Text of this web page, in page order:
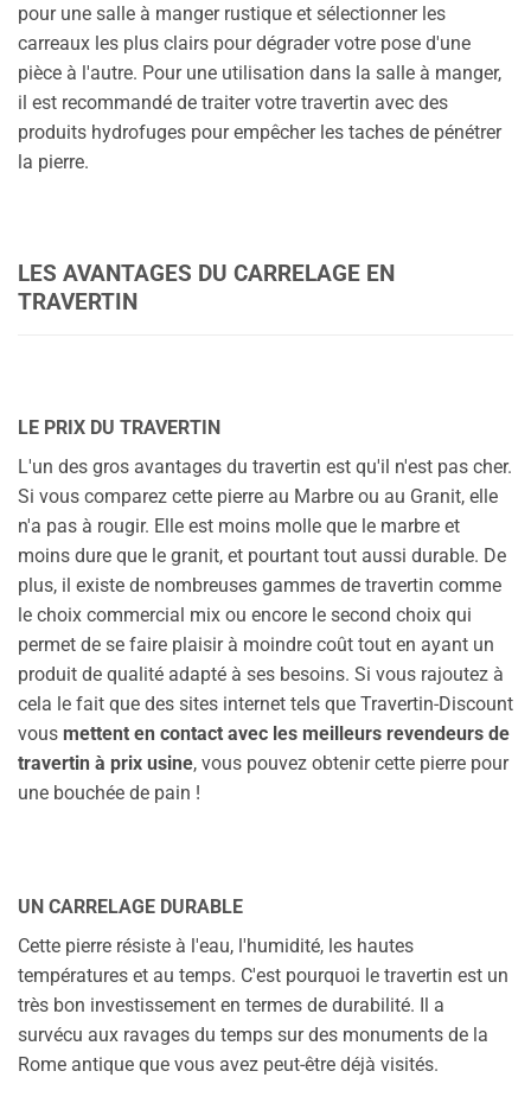
pour une salle à manger rustique et sélectionner les
carreaux les plus clairs pour dégrader votre pose d'une
pièce à l'autre. Pour une utilisation dans la salle à manger,
il est recommandé de traiter votre travertin avec des
produits hydrofuges pour empêcher les taches de pénétrer
la pierre.
LES AVANTAGES DU CARRELAGE EN
TRAVERTIN
LE PRIX DU TRAVERTIN
L'un des gros avantages du travertin est qu'il n'est pas cher.
Si vous comparez cette pierre au Marbre ou au Granit, elle
n'a pas à rougir. Elle est moins molle que le marbre et
moins dure que le granit, et pourtant tout aussi durable. De
plus, il existe de nombreuses gammes de travertin comme
le choix commercial mix ou encore le second choix qui
permet de se faire plaisir à moindre coût tout en ayant un
produit de qualité adapté à ses besoins. Si vous rajoutez à
cela le fait que des sites internet tels que Travertin-Discount
vous mettent en contact avec les meilleurs revendeurs de
travertin à prix usine, vous pouvez obtenir cette pierre pour
une bouchée de pain !
UN CARRELAGE DURABLE
Cette pierre résiste à l'eau, l'humidité, les hautes
températures et au temps. C'est pourquoi le travertin est un
très bon investissement en termes de durabilité. Il a
survécu aux ravages du temps sur des monuments de la
Rome antique que vous avez peut-être déjà visités.